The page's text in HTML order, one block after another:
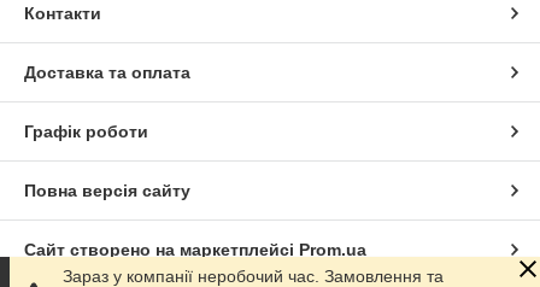
Контакти
Доставка та оплата
Графік роботи
Повна версія сайту
Сайт створено на маркетплейсі Prom.ua
Зараз у компанії неробочий час. Замовлення та